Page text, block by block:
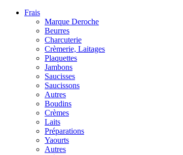
Frais
Marque Deroche
Beurres
Charcuterie
Crèmerie, Laitages
Plaquettes
Jambons
Saucisses
Saucissons
Autres
Boudins
Crèmes
Laits
Préparations
Yaourts
Autres